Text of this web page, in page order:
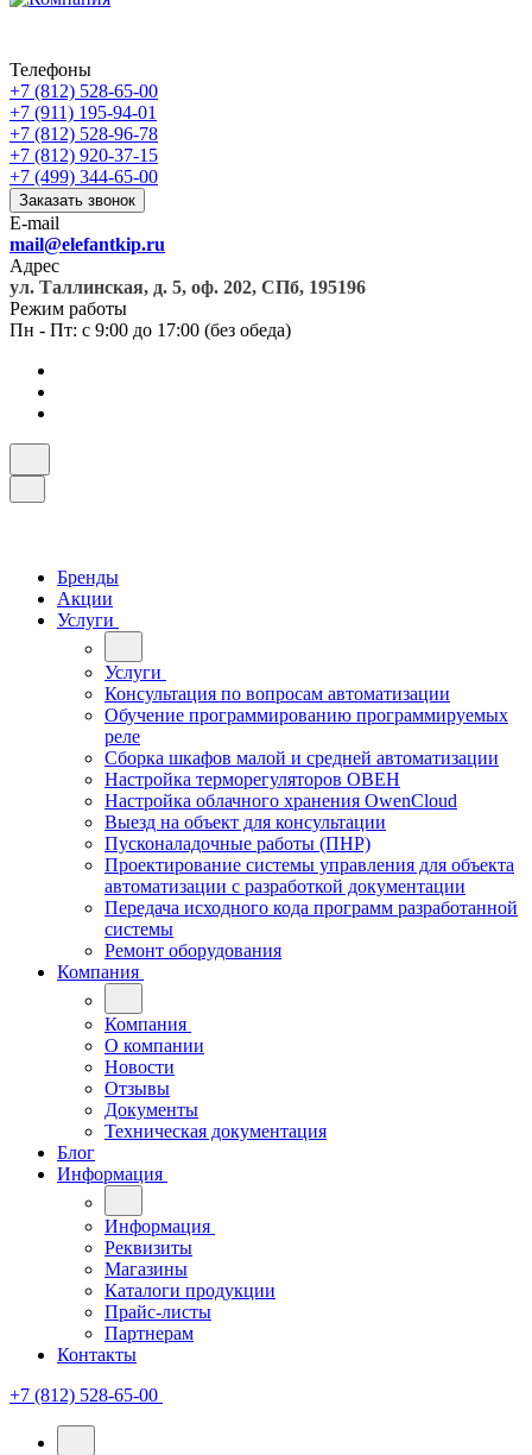
Телефоны
+7 (812) 528-65-00
+7 (911) 195-94-01
+7 (812) 528-96-78
+7 (812) 920-37-15
+7 (499) 344-65-00
Заказать звонок
E-mail
mail@elefantkip.ru
Адрес
ул. Таллинская, д. 5, оф. 202, СПб, 195196
Режим работы
Пн - Пт: с 9:00 до 17:00 (без обеда)
Бренды
Акции
Услуги
Услуги
Консультация по вопросам автоматизации
Обучение программированию программируемых
реле
Сборка шкафов малой и средней автоматизации
Настройка терморегуляторов ОВЕН
Настройка облачного хранения OwenCloud
Выезд на объект для консультации
Пусконаладочные работы (ПНР)
Проектирование системы управления для объекта
автоматизации с разработкой документации
Передача исходного кода программ разработанной
системы
Ремонт оборудования
Компания
Компания
О компании
Новости
Отзывы
Документы
Техническая документация
Блог
Информация
Информация
Реквизиты
Магазины
Каталоги продукции
Прайс-листы
Партнерам
Контакты
+7 (812) 528-65-00